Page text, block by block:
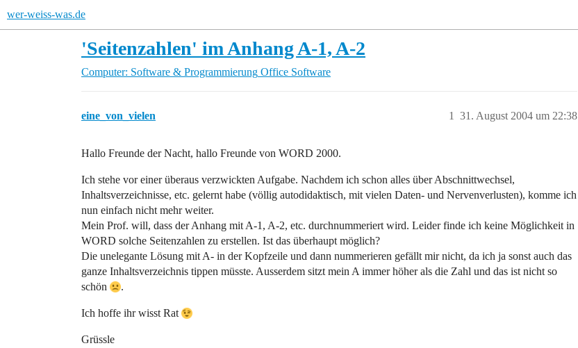
wer-weiss-was.de
'Seitenzahlen' im Anhang A-1, A-2
Computer: Software & Programmierung Office Software
eine_von_vielen 31. August 2004 um 22:38
1
Hallo Freunde der Nacht, hallo Freunde von WORD 2000.
Ich stehe vor einer überaus verzwickten Aufgabe. Nachdem ich schon alles über Abschnittwechsel,
Inhaltsverzeichnisse, etc. gelernt habe (völlig autodidaktisch, mit vielen Daten- und Nervenverlusten), komme ich
nun einfach nicht mehr weiter.
Mein Prof. will, dass der Anhang mit A-1, A-2, etc. durchnummeriert wird. Leider finde ich keine Möglichkeit in
WORD solche Seitenzahlen zu erstellen. Ist das überhaupt möglich?
Die unelegante Lösung mit A- in der Kopfzeile und dann nummerieren gefällt mir nicht, da ich ja sonst auch das
ganze Inhaltsverzeichnis tippen müsste. Ausserdem sitzt mein A immer höher als die Zahl und das ist nicht so
schön
.
Ich hoffe ihr wisst Rat
Grüssle